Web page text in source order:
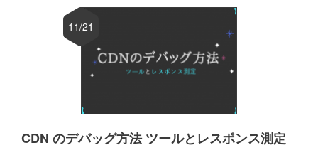
CDN のデバッグ方法 ツールとレスポンス測定
11/21